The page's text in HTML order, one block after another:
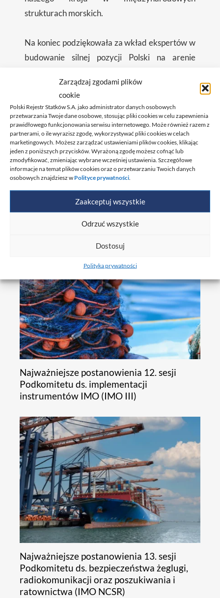
Zarządzaj zgodami plików
cookie
Polski Rejestr Statków S.A. jako administrator danych osobowych
przetwarzania Twoje dane osobowe, stosując pliki cookies w celu zapewnienia
prawidłowego funkcjonowania serwisu internetowego. Może również razem z
partnerami, o ile wyrazisz zgodę, wykorzystywać pliki cookies w celach
marketingowych. Możesz zarządzać ustawieniami plików cookies, klikając
jeden z poniższych przycisków. Wyrażoną zgodę możesz cofnąć lub
zmodyfikować, zmieniając wybrane wcześniej ustawienia. Szczegółowe
informacje na temat plików cookies oraz o przetwarzaniu Twoich danych
osobowych znajdziesz w Polityce prywatności
Zaakceptuj wszystkie
Odrzuć wszystkie
Dostosuj
Polityka prywatności
strukturach morskich.
Na koniec podziękowała za wkład ekspertów w
budowanie silnej pozycji Polski na arenie
Biuletyn Ośrodka ds. IMO nr 2/2025
UDOSTĘPNIJ
Powiązane wpisy
Najważniejsze postanowienia 12. sesji
Podkomitetu ds. implementacji
instrumentów IMO (IMO III)
Najważniejsze postanowienia 13. sesji
Podkomitetu ds. bezpieczeństwa żeglugi,
radiokomunikacji oraz poszukiwania i
ratownictwa (IMO NCSR)